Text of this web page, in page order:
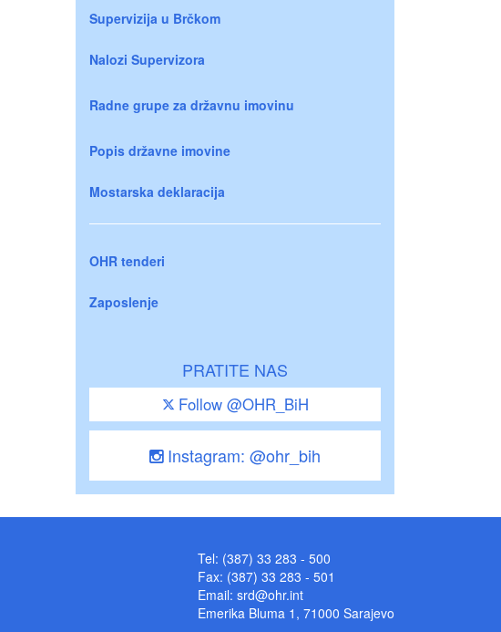
Supervizija u Brčkom
Nalozi Supervizora
Radne grupe za državnu imovinu
Popis državne imovine
Mostarska deklaracija
OHR tenderi
Zaposlenje
PRATITE NAS
Follow @OHR_BiH
Instagram: @ohr_bih
Tel: (387) 33 283 - 500
Fax: (387) 33 283 - 501
Email: srd@ohr.int
Emerika Bluma 1, 71000 Sarajevo